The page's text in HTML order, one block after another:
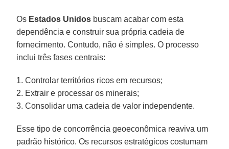
Os Estados Unidos buscam acabar com esta
dependência e construir sua própria cadeia de
fornecimento. Contudo, não é simples. O processo
inclui três fases centrais:
1. Controlar territórios ricos em recursos;
2. Extrair e processar os minerais;
3. Consolidar uma cadeia de valor independente.
Esse tipo de concorrência geoeconômica reaviva um
padrão histórico. Os recursos estratégicos costumam